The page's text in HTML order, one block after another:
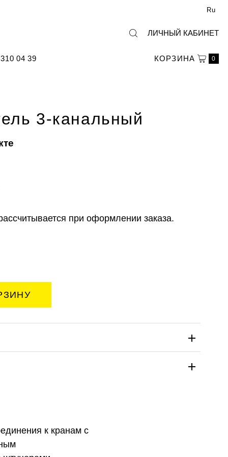
Ru
04 39
ЛИЧНЫЙ КАБИНЕТ
КОРЗИНА 0
3-канальный
при оформлении заказа.
к кранам с